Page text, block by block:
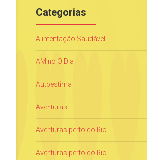
Categorias
Alimentação Saudável
AM no O Dia
Autoestima
Aventuras
Aventuras perto do Rio
Aventuras perto do Rio